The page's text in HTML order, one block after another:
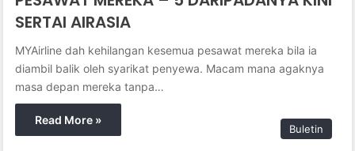
SERTAI AIRASIA
MYAirline dah kehilangan kesemua pesawat mereka bila ia
diambil balik oleh syarikat penyewa. Macam mana agaknya
masa depan mereka tanpa…
Read More »
Buletin